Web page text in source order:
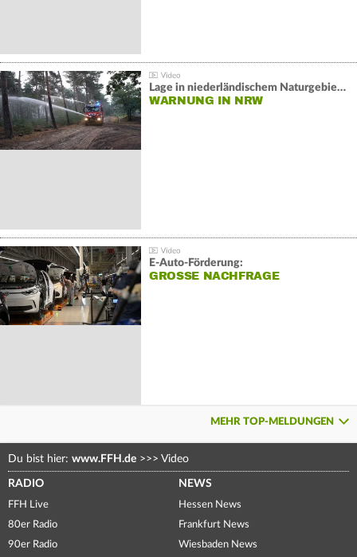
Lage in niederländischem Naturgebiet stabil
WARNUNG IN NRW
E-Auto-Förderung:
GROSSE NACHFRAGE
MEHR TOP-MELDUNGEN
Du bist hier: www.FFH.de >>> Video
RADIO
FFH Live
80er Radio
90er Radio
NEWS
Hessen News
Frankfurt News
Wiesbaden News